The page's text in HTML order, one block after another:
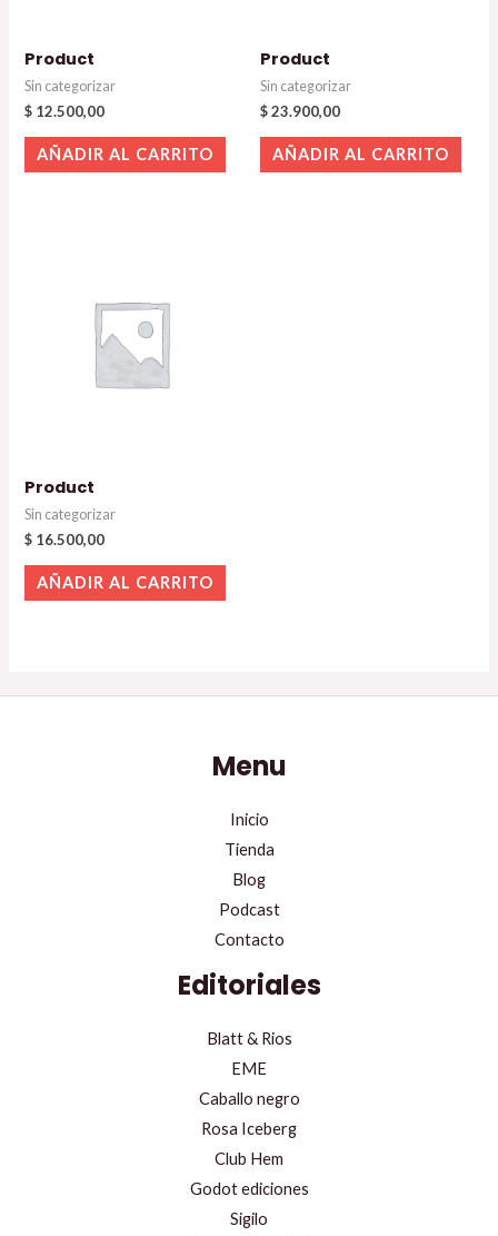
Product
Sin categorizar
$ 12.500,00
AÑADIR AL CARRITO
Product
Sin categorizar
$23.900,00
AÑADIR AL CARRITO
Product
Sin categorizar
$ 16.500,00
AÑADIR AL CARRITO
Menu
Inicio
Tienda
Blog
Podcast
Contacto
Editoriales
Blatt & Rios
EME
Caballo negro
Rosa Iceberg
Club Hem
Godot ediciones
Sigilo